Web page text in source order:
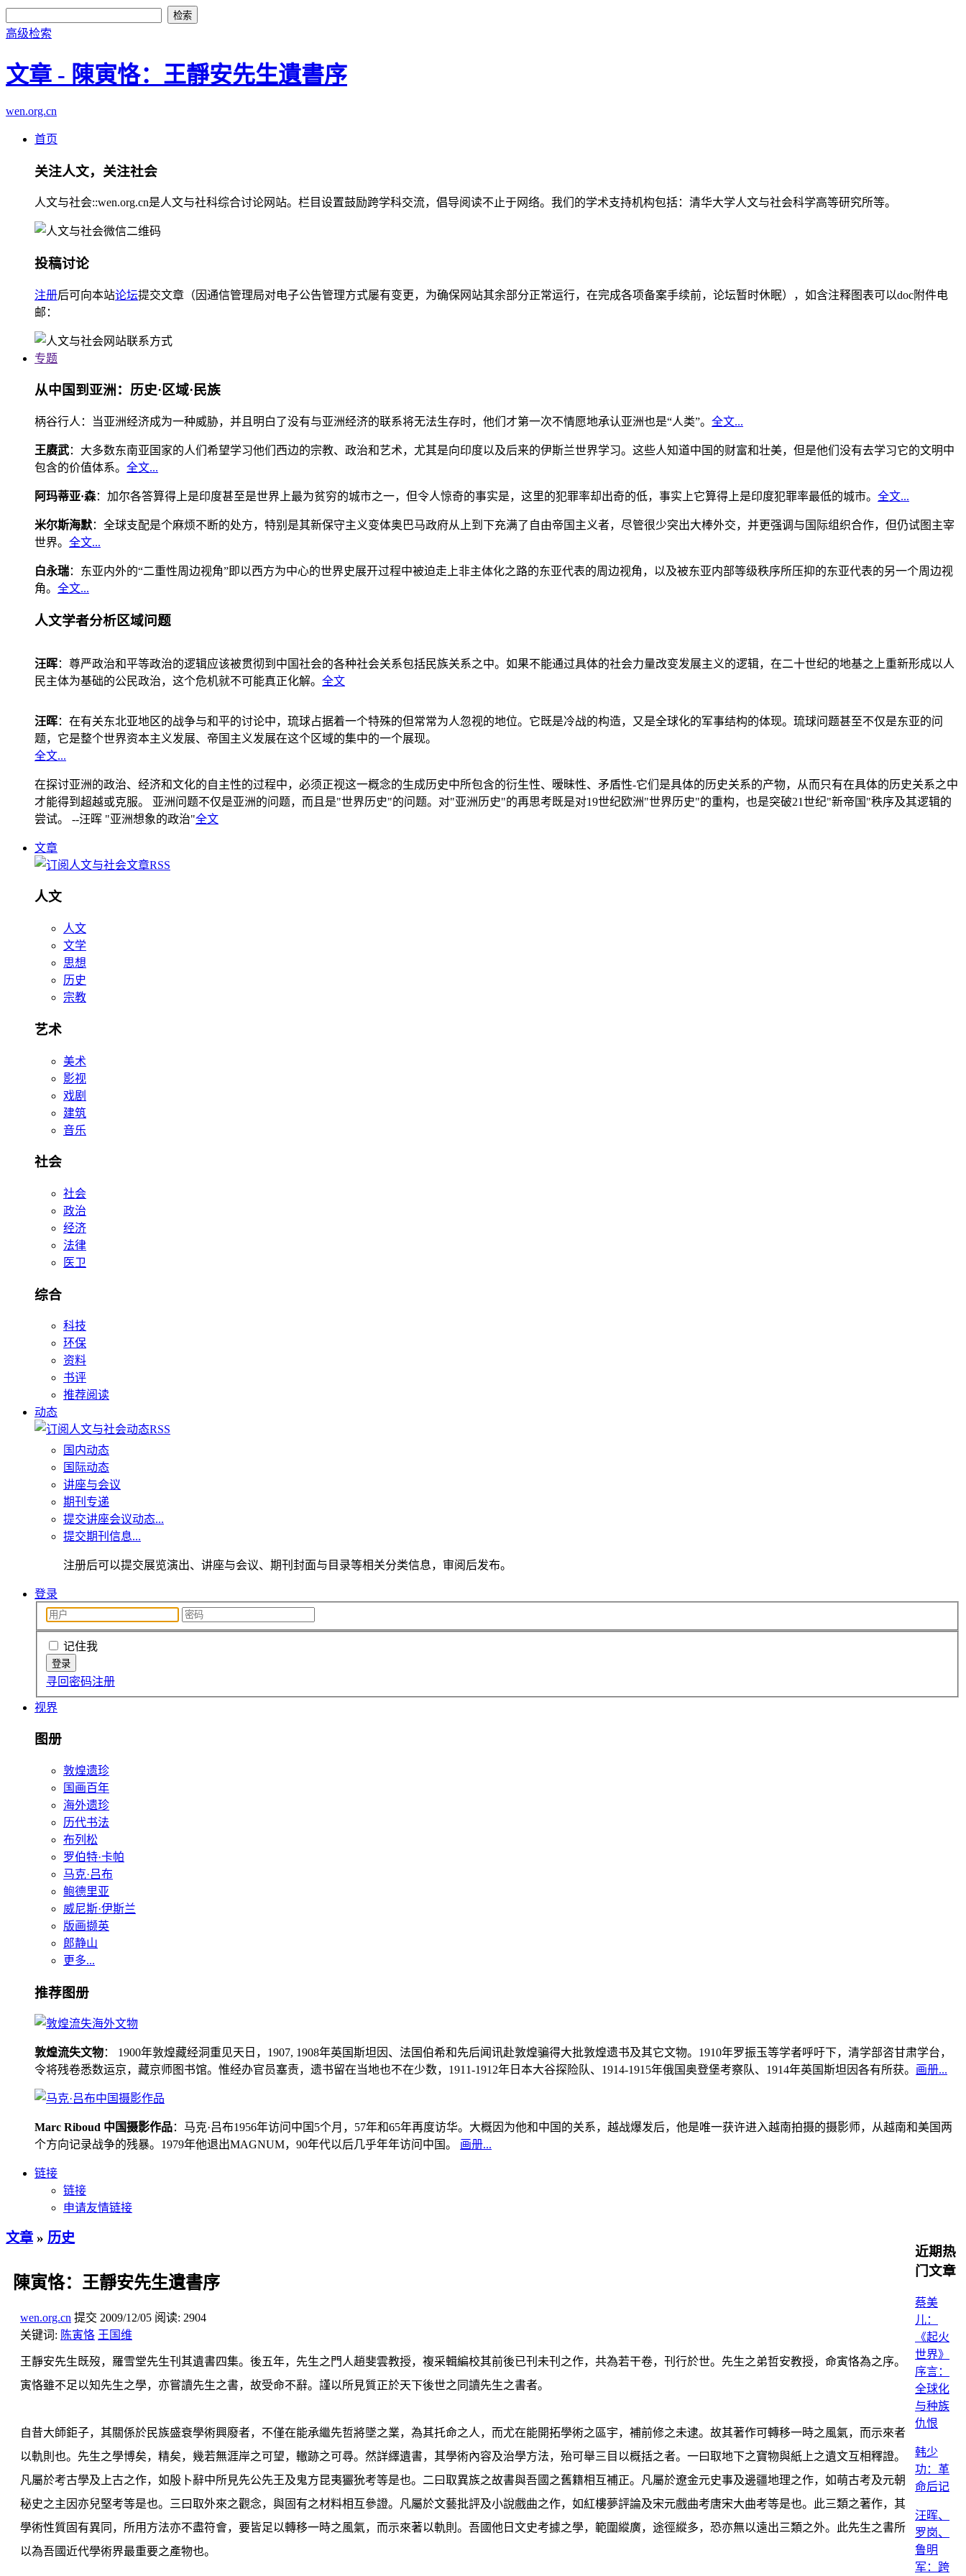
高级检索
文章 - 陳寅恪：王靜安先生遺書序
wen.org.cn
首页
关注人文，关注社会
人文与社会::wen.org.cn是人文与社科综合讨论网站。栏目设置鼓励跨学科交流，倡导阅读不止于网络。我们的学术支持机构包括：清华大学人文与社会科学高等研究所等。
投稿讨论
注册后可向本站论坛提交文章（因通信管理局对电子公告管理方式屡有变更，为确保网站其余部分正常运行，在完成各项备案手续前，论坛暂时休眠），如含注释图表可以doc附件电
邮：
专题
从中国到亚洲：历史·区域·民族
柄谷行人：当亚洲经济成为一种威胁，并且明白了没有与亚洲经济的联系将无法生存时，他们才第一次不情愿地承认亚洲也是“人类”。 全文...
王赓武：大多数东南亚国家的人们希望学习他们西边的宗教、政治和艺术，尤其是向印度以及后来的伊斯兰世界学习。这些人知道中国的财富和壮美，但是他们没有去学习它的文明中
包含的价值体系。 全文...
阿玛蒂亚·森：加尔各答算得上是印度甚至是世界上最为贫穷的城市之一，但令人惊奇的事实是，这里的犯罪率却出奇的低，事实上它算得上是印度犯罪率最低的城市。 全文...
米尔斯海默：全球支配是个麻烦不断的处方，特别是其新保守主义变体奥巴马政府从上到下充满了自由帝国主义者，尽管很少突出大棒外交，并更强调与国际组织合作，但仍试图主宰
世界。 全文...
白永瑞：东亚内外的“二重性周边视角”即以西方为中心的世界史展开过程中被迫走上非主体化之路的东亚代表的周边视角，以及被东亚内部等级秩序所压抑的东亚代表的另一个周边视
角。 全文...
人文学者分析区域问题
汪晖：尊严政治和平等政治的逻辑应该被贯彻到中国社会的各种社会关系包括民族关系之中。如果不能通过具体的社会力量改变发展主义的逻辑，在二十世纪的地基之上重新形成以人
民主体为基础的公民政治，这个危机就不可能真正化解。 全文
汪晖：在有关东北亚地区的战争与和平的讨论中，琉球占据着一个特殊的但常常为人忽视的地位。它既是冷战的构造，又是全球化的军事结构的体现。琉球问题甚至不仅是东亚的问
题，它是整个世界资本主义发展、帝国主义发展在这个区域的集中的一个展现。
全文...
在探讨亚洲的政治、经济和文化的自主性的过程中，必须正视这一概念的生成历史中所包含的衍生性、暧昧性、矛盾性-它们是具体的历史关系的产物，从而只有在具体的历史关系之中
才能得到超越或克服。 亚洲问题不仅是亚洲的问题，而且是"世界历史"的问题。对"亚洲历史"的再思考既是对19世纪欧洲"世界历史"的重构，也是突破21世纪"新帝国"秩序及其逻辑的
尝试。 --汪晖 "亚洲想象的政治"全文
文章
人文
人文
文学
思想
历史
宗教
艺术
美术
影视
戏剧
建筑
音乐
社会
社会
政治
经济
法律
医卫
综合
科技
环保
资料
书评
推荐阅读
动态
国内动态
国际动态
讲座与会议
期刊专递
提交讲座会议动态...
提交期刊信息...
注册后可以提交展览演出、讲座与会议、期刊封面与目录等相关分类信息，审阅后发布。
登录
记住我
寻回密码注册
视界
图册
敦煌遗珍
国画百年
海外遗珍
历代书法
布列松
罗伯特·卡帕
马克·吕布
鲍德里亚
威尼斯·伊斯兰
版画撷英
郎静山
更多...
推荐图册
敦煌流失文物： 1900年敦煌藏经洞重见天日，1907, 1908年英国斯坦因、法国伯希和先后闻讯赴敦煌骗得大批敦煌遗书及其它文物。1910年罗振玉等学者呼吁下，清学部咨甘肃学台，
令将残卷悉数运京，藏京师图书馆。惟经办官员塞责，遗书留在当地也不在少数，1911-1912年日本大谷探险队、1914-1915年俄国奥登堡考察队、1914年英国斯坦因各有所获。 画册...
Marc Riboud 中国摄影作品：马克·吕布1956年访问中国5个月，57年和65年再度访华。大概因为他和中国的关系，越战爆发后，他是唯一获许进入越南拍摄的摄影师，从越南和美国两
个方向记录战争的残暴。1979年他退出MAGNUM，90年代以后几乎年年访问中国。 画册...
链接
链接
申请友情链接
文章 » 历史
陳寅恪：王靜安先生遺書序
wen.org.cn 提交 2009/12/05 阅读: 2904
关键词: 陈寅恪 王国维
王靜安先生既歿，羅雪堂先生刊其遺書四集。後五年，先生之門人趙斐雲教授，複采輯編校其前後已刊未刊之作，共為若干卷，刊行於世。先生之弟哲安教授，命寅恪為之序。
寅恪雖不足以知先生之學，亦嘗讀先生之書，故受命不辭。謹以所見質正於天下後世之同讀先生之書者。
自昔大師鉅子，其關係於民族盛衰學術興廢者，不僅在能承繼先哲將墜之業，為其托命之人，而尤在能開拓學術之區宇，補前修之未逮。故其著作可轉移一時之風氣，而示來者
以軌則也。先生之學博矣，精矣，幾若無涯岸之可望，轍跡之可尋。然詳繹遺書，其學術內容及治學方法，殆可舉三目以概括之者。一曰取地下之寶物與紙上之遺文互相釋證。
凡屬於考古學及上古之作，如殷卜辭中所見先公先王及鬼方昆夷玁狁考等是也。二曰取異族之故書與吾國之舊籍相互補正。凡屬於遼金元史事及邊疆地理之作，如萌古考及元朝
秘史之主因亦兒堅考等是也。三曰取外來之觀念，與固有之材料相互參證。凡屬於文藝批評及小說戲曲之作，如紅樓夢評論及宋元戲曲考唐宋大曲考等是也。此三類之著作，其
學術性質固有異同，所用方法亦不盡符會，要皆足以轉移一時之風氣，而示來著以軌則。吾國他日文史考據之學，範圍縱廣，途徑縱多，恐亦無以遠出三類之外。此先生之書所
以為吾國近代學術界最重要之產物也。
近期热
门文章
蔡美
儿：
《起火
世界》
序言：
全球化
与种族
仇恨
韩少
功：革
命后记
汪晖、
罗岗、
鲁明
军：跨